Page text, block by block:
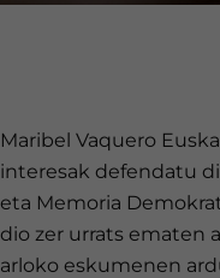
Maribel Vaquero
interesak defendatu
eta Memoria
dio zer urrats ematen
arloko eskumenen